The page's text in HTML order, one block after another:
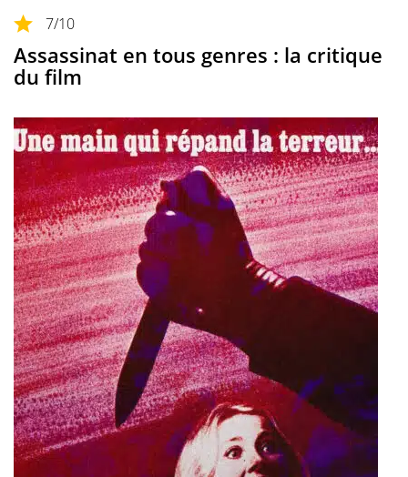
7/10
Assassinat en tous genres : la critique
du film